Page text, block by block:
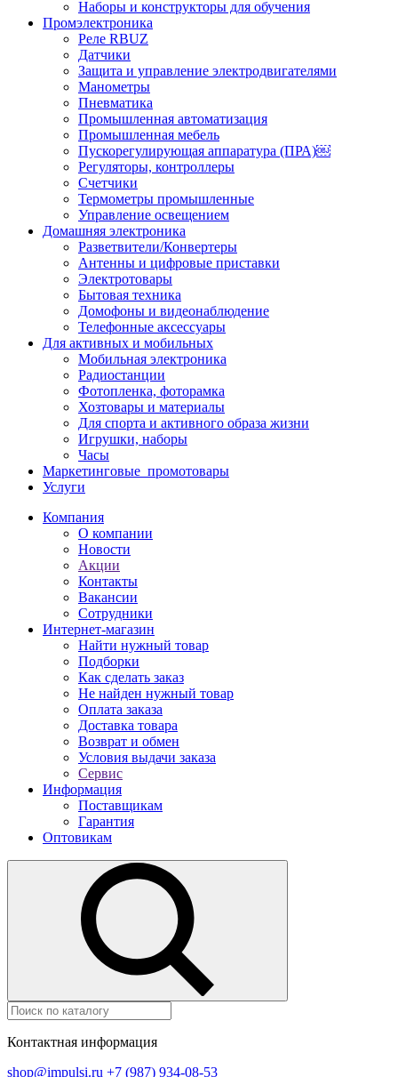
Наборы и конструкторы для обучения
Промэлектроника
Реле RBUZ
Датчики
Защита и управление электродвигателями
Манометры
Пневматика
Промышленная автоматизация
Промышленная мебель
Пускорегулирующая аппаратура (ПРА)￼
Регуляторы, контроллеры
Счетчики
Термометры промышленные
Управление освещением
Домашняя электроника
Разветвители/Конвертеры
Антенны и цифровые приставки
Электротовары
Бытовая техника
Домофоны и видеонаблюдение
Телефонные аксессуары
Для активных и мобильных
Мобильная электроника
Радиостанции
Фотопленка, фоторамка
Хозтовары и материалы
Для спорта и активного образа жизни
Игрушки, наборы
Часы
Маркетинговые_промотовары
Услуги
Компания
О компании
Новости
Акции
Контакты
Вакансии
Сотрудники
Интернет-магазин
Найти нужный товар
Подборки
Как сделать заказ
Не найден нужный товар
Оплата заказа
Доставка товара
Возврат и обмен
Условия выдачи заказа
Сервис
Информация
Поставщикам
Гарантия
Оптовикам
Контактная информация
shop@impulsi.ru +7 (987) 934-08-53